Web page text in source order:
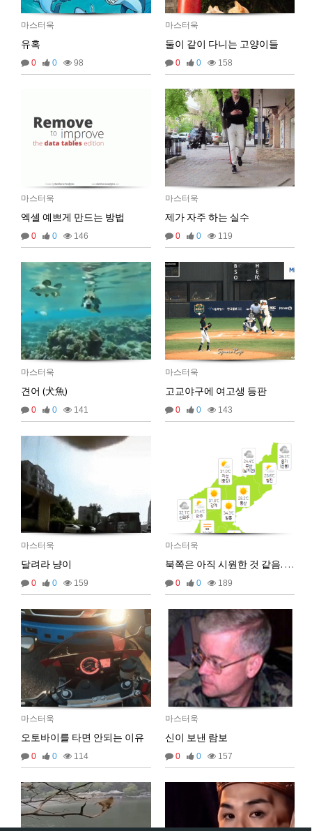
마스터욱
유혹
0 0 98
마스터욱
둘이 같이 다니는 고양이들
0 0 158
마스터욱
엑셀 예쁘게 만드는 방법
0 0 146
마스터욱
제가 자주 하는 실수
0 0 119
마스터욱
견어 (犬魚)
0 0 141
마스터욱
고교야구에 여고생 등판
0 0 143
마스터욱
달려라 냥이
0 0 159
마스터욱
북쪽은 아직 시원한 것 같음. 24도네.
0 0 189
마스터욱
오토바이를 타면 안되는 이유
0 0 114
마스터욱
신이 보낸 람보
0 0 157
비회원5jfgkg80qb0i8rulqnv6b416pt 오픈채팅 문의남겨놨습니다 06:45:08
벌레세끼 서울 놀러와라
04:20:58
2025년 09월 18일 목요일
10:58:34
그리고 내 ip안푸냐ㅡㅡㅋ
10:59:00
마스터욱
풀거믄 걸었겠냐 11:04:21
2025년 09월 19일 금요일
비회원67de1qasc4tnqvqv155pp4l5if 워워
벌레세끼 원투원투 16:11:47
2026년 01월 03일 토요일
비회원7dck40vnii67gh999kiubtnpip 1명 14:37:56
2026년 01월 21일 수요일
비회원86967n2tb0iacdl6lpcidp6hm1
2026년 03월 10일 화요일
이게 모꼬
10:41:21
10:41:52
비회원8e48be417jjo2ju090lv65fnf5
10:41:56
마스터욱
카레 존마탱구리징 헤헤 11:58:03
2026년 05월 21일 목요일
비회원9tru8ld4qjt3dvl7a9mj7gn808
2026년 06월 29일 월요일
비회원cv1rccvcel78c8euddvjfsl49j ㅣ
비회원cv1rccvcel78c8euddvjfsl49j ㅏ
13:55:22
비회원cv1rccvcel78c8euddvjfsl49j
13:55:34
비회원cv1rccvcel78c8euddvjfsl49j
13:55:34
13:55:34
비회원cv1rccvcel78c8euddvjfsl49j ㅏ
14:01:40
비회원cv1rccvcel78c8euddvjfsl49j ㅓ
14:01:45
비회원cv1rccvcel78c8euddvjfsl49j
ㅏ
비회원cv1rccvcel78c8euddvjfsl49j
ㅏ
비회원cv1rccvcel78c8euddvjfsl49j
14:02:06
비회원cv1rccvcel78c8euddvjfsl49j
14:02:11